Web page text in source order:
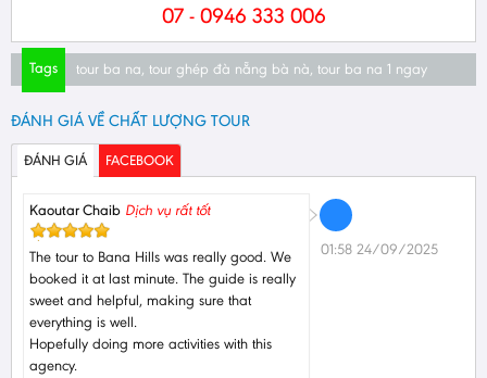
07 - 0946 333 006
Tags tour ba na, tour ghép đà nẵng bà nà, tour ba na 1 ngay
ĐÁNH GIÁ VỀ CHẤT LƯỢNG TOUR
ĐÁNH GIÁ FACEBOOK
Kaoutar Chaib Dịch vụ rất tốt
The tour to Bana Hills was really good. We
booked it at last minute. The guide is really
sweet and helpful, making sure that
everything is well.
Hopefully doing more activities with this
agency.
01:58 24/09/2025